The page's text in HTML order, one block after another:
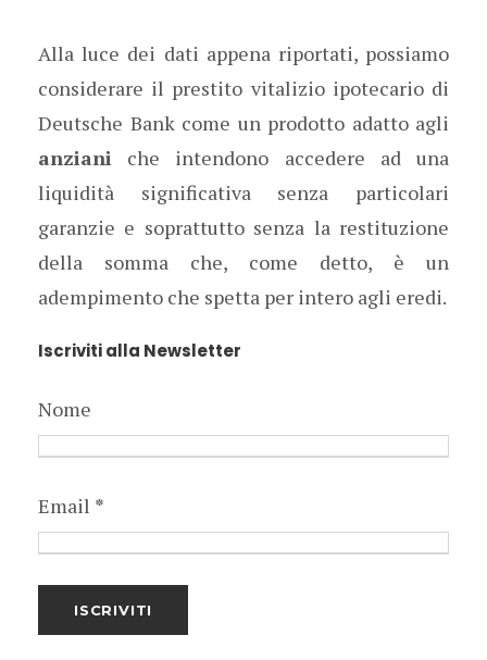
Alla luce dei dati appena riportati, possiamo
considerare il prestito vitalizio ipotecario di
Deutsche Bank come un prodotto adatto agli
anziani che intendono accedere ad una
liquidità significativa senza particolari
garanzie e soprattutto senza la restituzione
della somma che, come detto, è un
adempimento che spetta per intero agli eredi.
Iscriviti alla Newsletter
Nome
Email *